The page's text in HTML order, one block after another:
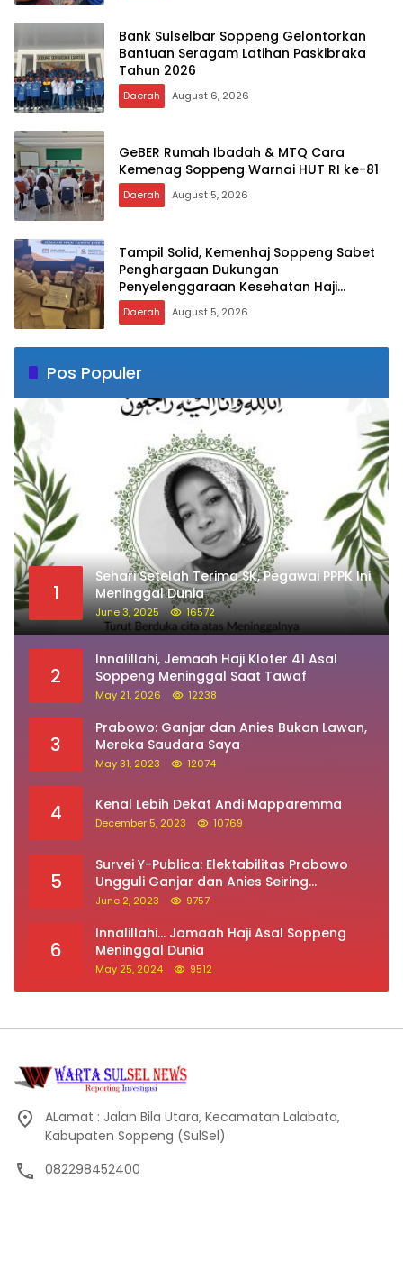
Bank Sulselbar Soppeng Gelontorkan
Bantuan Seragam Latihan Paskibraka
Tahun 2026
Daerah August 6, 2026
GeBER Rumah Ibadah & MTQ Cara
Kemenag Soppeng Warnai HUT RI ke-81
Daerah August 5, 2026
Tampil Solid, Kemenhaj Soppeng Sabet
Penghargaan Dukungan
Penyelenggaraan Kesehatan Haji
Terbaik
Daerah August 5, 2026
Pos Populer
1
Sehari Setelah Terima SK, Pegawai PPPK Ini
Meninggal Dunia
June 3, 2025 16572
2
Innalillahi, Jemaah Haji Kloter 41 Asal
Soppeng Meninggal Saat Tawaf
May 21, 2026 12238
3
Prabowo: Ganjar dan Anies Bukan Lawan,
Mereka Saudara Saya
May 31, 2023 12074
4 Kenal Lebih Dekat Andi Mapparemma
December 5, 2023 10769
5
Survei Y-Publica: Elektabilitas Prabowo
Ungguli Ganjar dan Anies Seiring
Kepuasan Terhadap Jokowi Naik
June 2, 2023 9757
6
Innalillahi… Jamaah Haji Asal Soppeng
Meninggal Dunia
May 25, 2024 9512
ALamat : Jalan Bila Utara, Kecamatan Lalabata,
Kabupaten Soppeng (SulSel)
082298452400